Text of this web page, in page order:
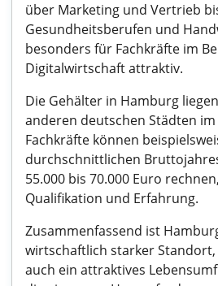
über Marketing und Vertrieb
Gesundheitsberufen und
besonders für Fachkräfte im
Digitalwirtschaft attraktiv.
Die Gehälter in Hamburg
anderen deutschen Städten
Fachkräfte können
durchschnittlichen
55.000 bis 70.000 Euro
Qualifikation und Erfahrung.
Zusammenfassend ist
wirtschaftlich starker
auch ein attraktives